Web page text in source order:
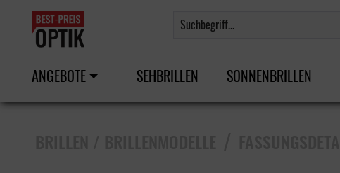
ANGEBOTE SEHBRILLEN SONNENBRILLEN